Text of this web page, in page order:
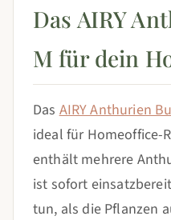
Das AIRY
M für dein
DasAIRY Anthurien
ideal für Homeoffice-
enthält mehrere
ist sofort
tun, als die Pflanzen